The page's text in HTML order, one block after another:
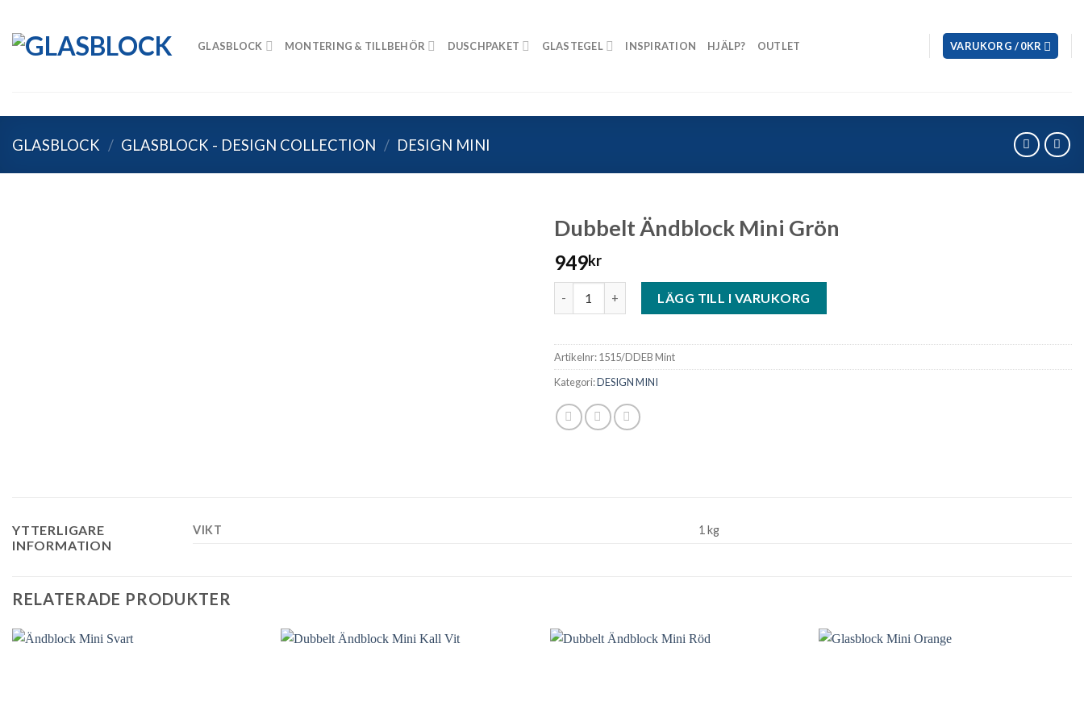
content
GLASBLOCK MONTERING & TILLBEHÖR DUSCHPAKET GLASTEGEL INSPIRATION HJÄLP? OUTLET VARUKORG /0KR
GLASBLOCK / GLASBLOCK - DESIGN COLLECTION / DESIGN MINI
Dubbelt Ändblock Mini Grön
949kr
Dubbelt Ändblock Mini Grön mängd
LÄGG TILL I VARUKORG
Artikelnr:1515/DDEB Mint
Kategori:DESIGN MINI
YTTERLIGARE
INFORMATION
VIKT 1 kg
RELATERADE PRODUKTER